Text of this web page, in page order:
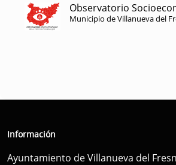
Observatorio
Municipio de Villanueva del
Información
Ayuntamiento de Villanueva del